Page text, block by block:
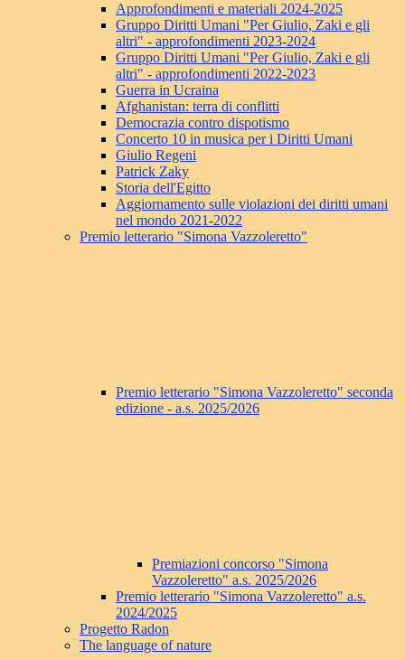
Approfondimenti e materiali 2024-2025
Gruppo Diritti Umani "Per Giulio, Zaki e gli
altri" - approfondimenti 2023-2024
Gruppo Diritti Umani "Per Giulio, Zaki e gli
altri" - approfondimenti 2022-2023
Guerra in Ucraina
Afghanistan: terra di conflitti
Democrazia contro dispotismo
Concerto 10 in musica per i Diritti Umani
Giulio Regeni
Patrick Zaky
Storia dell'Egitto
Aggiornamento sulle violazioni dei diritti umani
nel mondo 2021-2022
Premio letterario "Simona Vazzoleretto"
Premio letterario "Simona Vazzoleretto" seconda
edizione - a.s. 2025/2026
Premiazioni concorso "Simona
Vazzoleretto" a.s. 2025/2026
Premio letterario "Simona Vazzoleretto" a.s.
2024/2025
Progetto Radon
The language of nature